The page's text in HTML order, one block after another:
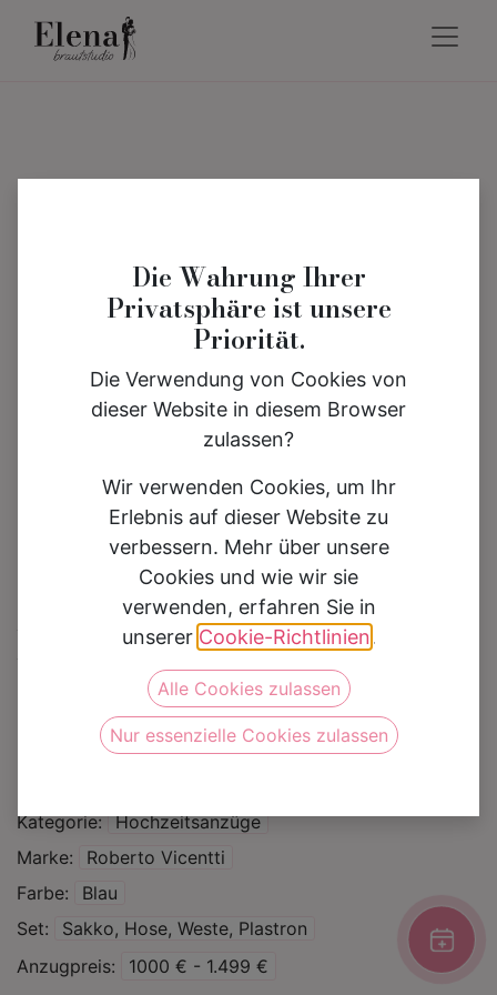
Hochzeitsanzug
1425300
Auf die Wunschliste
Kategorie
Hochzeitsanzüge
Marke
Roberto Vicentti
Farbe
Blau
Set
Sakko, Hose, Weste, Plastron
Anzugpreis
1000 € - 1.499 €
Die Wahrung Ihrer
Privatsphäre ist unsere
Priorität.
Die Verwendung von Cookies von
dieser Website in diesem Browser
zulassen?
Wir verwenden Cookies, um Ihr
Erlebnis auf dieser Website zu
verbessern. Mehr über unsere
Cookies und wie wir sie
verwenden, erfahren Sie in
unserer Cookie-Richtlinien.
Alle Cookies zulassen
Nur essenzielle Cookies zulassen